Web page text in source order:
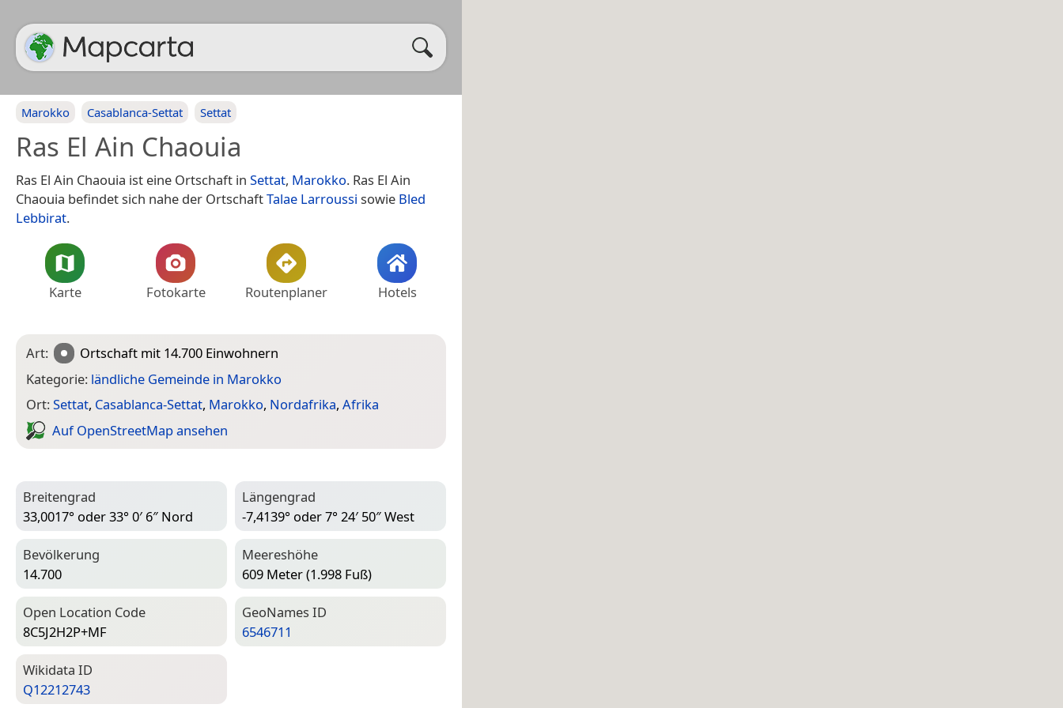
Marokko Casablanca-Settat Settat
Ras El Ain Chaouia
Ras El Ain Chaouia ist eine Ortschaft in Settat, Marokko. Ras El Ain
Chaouia befindet sich nahe der OrtschaftTalae Larroussi sowie Bled
Lebbirat.
Karte Fotokarte Routenplaner Hotels
Art: Ortschaft mit 14.700 Einwohnern
Kategorie: ländliche Gemeinde in Marokko
Ort:Settat, Casablanca-Settat, Marokko, Nordafrika, Afrika
Auf Open­Street­Map ansehen
Breitengrad
33,0017° oder 33° 0′ 6″ Nord
Längengrad
-7,4139° oder 7° 24′ 50″ West
Bevölkerung
14.700
Meereshöhe
609 Meter (1.998 Fuß)
Open Location Code
8C5J2H2P+MF
Geo­Names ID
6546711
Wiki­data ID
Q12212743